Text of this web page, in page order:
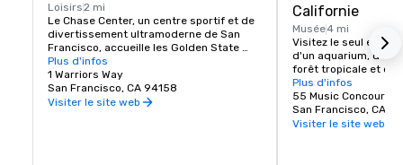
Loisirs2 mi
Le Chase Center, un centre sportif et de
divertissement ultramoderne de San
Francisco, accueille les Golden State
Warriors et organise près de 200
événements par an.
Plus d'infos
1 Warriors Way
San Francisco, CA 94158
Visiter le site web
Californie
Musée4 mi
Visitez le seul
d'un aquarium, d'un
forêt tropicale et
naturelle, le tout
Plus d'infos
55 Music Concourse
San Francisco, CA
Visiter le site web